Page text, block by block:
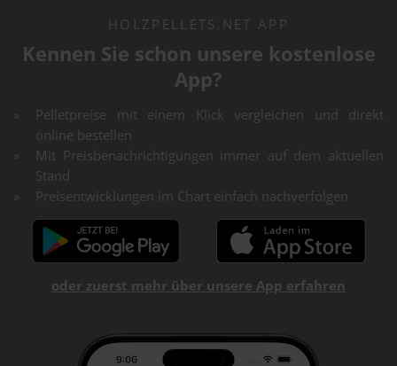
HOLZPELLETS.NET APP
Kennen Sie schon unsere kostenlose
App?
Pelletpreise mit einem Klick vergleichen und direkt
online bestellen
Mit Preisbenachrichtigungen immer auf dem aktuellen
Stand
Preisentwicklungen im Chart einfach nachverfolgen
oder zuerst mehr über unsere App erfahren